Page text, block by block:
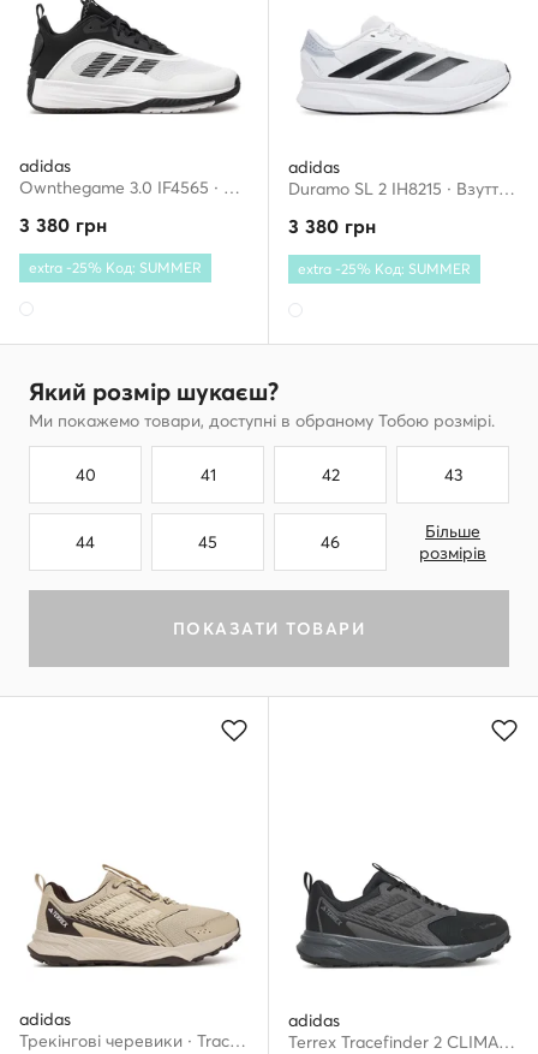
adidas
Ownthegame 3.0 IF4565 · Взуття для баскетболу
3 380 грн
extra -25% Код: SUMMER
adidas
Duramo SL 2 IH8215 · Взуття для бігу
3 380 грн
extra -25% Код: SUMMER
Який розмір шукаєш?
Ми покажемо товари, доступні в обраному Тобою розмірі.
40 41 42 43
44 45 46
Більше
розмірів
ПОКАЗАТИ ТОВАРИ
adidas
Трекінгові черевики · Tracefinder HQ5094 · Бежевий
adidas
Terrex Tracefinder 2 CLIMAPROOF Trail Running Shoes JI0274 · Взуття для бігу